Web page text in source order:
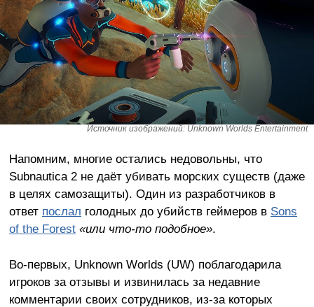
Источник изображений: Unknown Worlds Entertainment
Напомним, многие остались недовольны, что
Subnautica 2 не даёт убивать морских существ (даже
в целях самозащиты). Один из разработчиков в
ответ послал голодных до убийств геймеров в Sons
of the Forest «или что-то подобное».
Во-первых, Unknown Worlds (UW) поблагодарила
игроков за отзывы и извинилась за недавние
комментарии своих сотрудников, из-за которых